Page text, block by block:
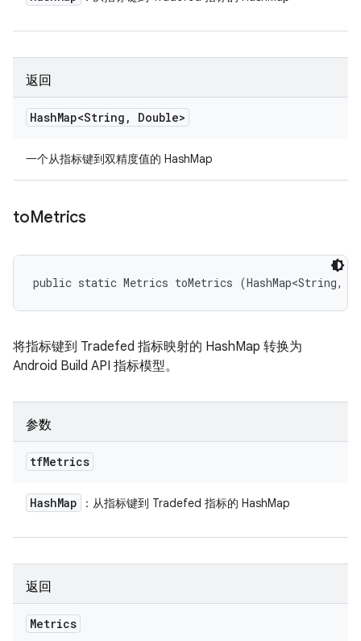
返回
HashMap<String , Double>
一个从指标键到双精度值的 HashMap
toMetrics
public static Metrics toMetrics (HashMap<String,
将指标键到 Tradefed 指标映射的 HashMap 转换为
Android Build API 指标模型。
参数
tfMetrics
HashMap ：从指标键到 Tradefed 指标的 HashMap
返回
Metrics